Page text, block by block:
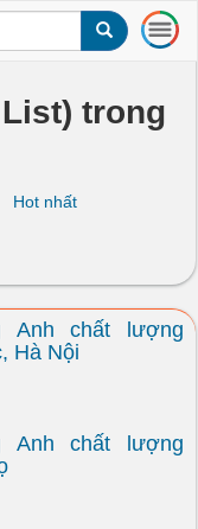
T
o
a
t
i
trong
Hot nhất
Anh chất lượng
Hà Nội
Anh chất lượng